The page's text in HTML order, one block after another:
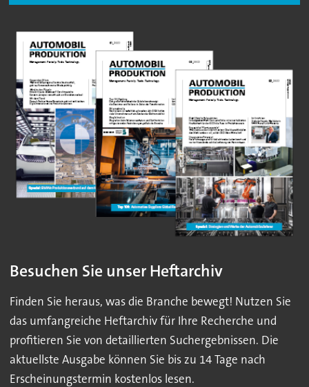
Besuchen Sie unser Heftarchiv
Finden Sie heraus, was die Branche bewegt! Nutzen Sie
das umfangreiche Heftarchiv für Ihre Recherche und
profitieren Sie von detaillierten Suchergebnissen. Die
aktuellste Ausgabe können Sie bis zu 14 Tage nach
Erscheinungstermin kostenlos lesen.